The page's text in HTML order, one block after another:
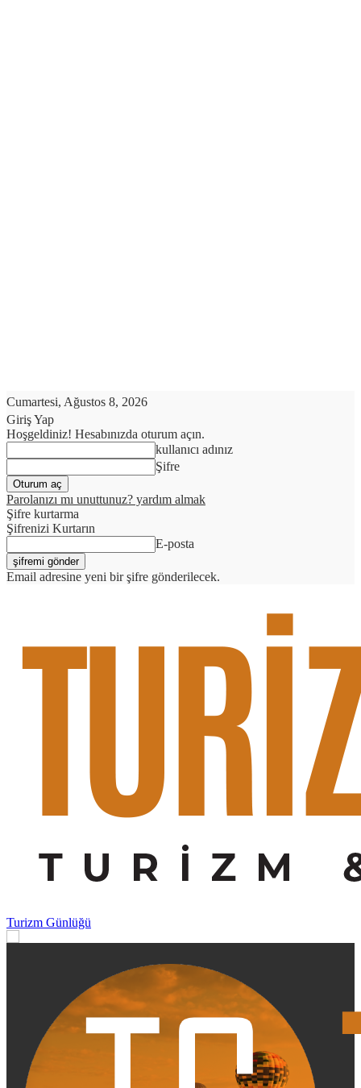
Cumartesi, Ağustos 8, 2026
Giriş Yap
Hoşgeldiniz! Hesabınızda oturum açın.
kullanıcı adınız
Şifre
Parolanızı mı unuttunuz? yardım almak
Şifre kurtarma
Şifrenizi Kurtarın
E-posta
Email adresine yeni bir şifre gönderilecek.
Turizm Günlüğü